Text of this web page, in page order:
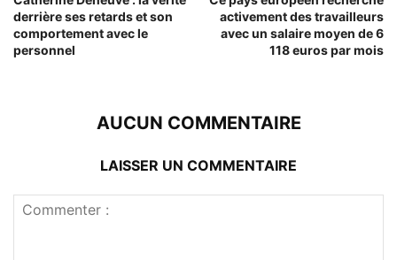
derrière ses retards et son
comportement avec le
personnel
activement des travailleurs
avec un salaire moyen de 6
118 euros par mois
AUCUN COMMENTAIRE
LAISSER UN COMMENTAIRE